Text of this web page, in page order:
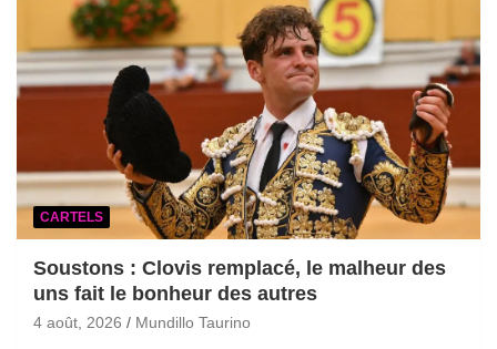
CARTELS
Soustons : Clovis remplacé, le malheur des
uns fait le bonheur des autres
4 août, 2026 Mundillo Taurino